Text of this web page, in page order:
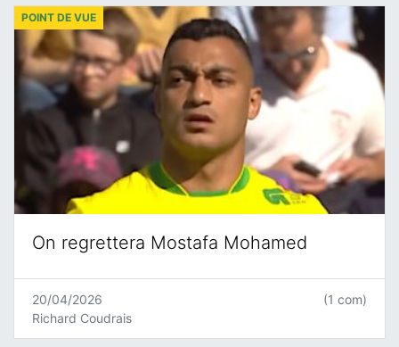
On regrettera Mostafa Mohamed
POINT DE VUE
20/04/2026
Richard Coudrais
(1 com)